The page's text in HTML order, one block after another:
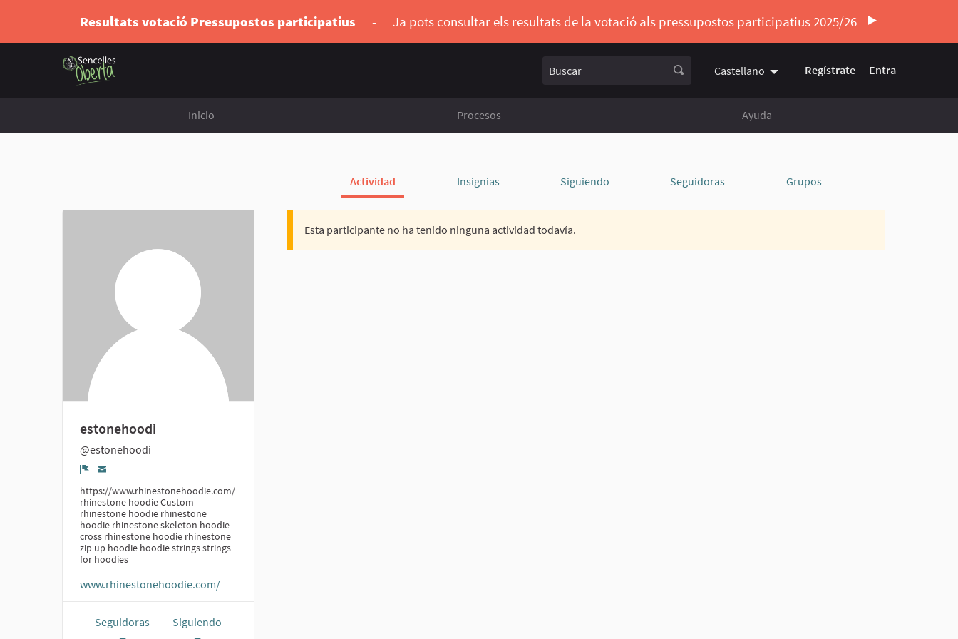
Resultats votació Pressupostos participatius - Ja pots consultar els resultats de la votació als pressupostos participatius 2025/26
Castellano Triar la llengua Elegir el idioma
Regístrate Entra
Inicio Procesos Ayuda
Actividad Insignias Siguiendo Seguidoras Grupos
estonehoodi
@estonehoodi
Denunciar
https://www.rhinestonehoodie.com/
rhinestone hoodie Custom
rhinestone hoodie rhinestone
hoodie rhinestone skeleton hoodie
cross rhinestone hoodie rhinestone
zip up hoodie hoodie strings strings
for hoodies
www.rhinestonehoodie.com/
Seguidoras Siguiendo
Esta participante no ha tenido ninguna actividad todavía.